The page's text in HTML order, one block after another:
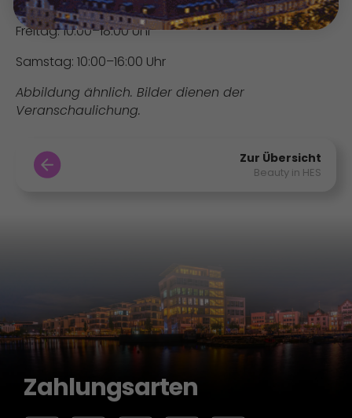
Freitag: 10:00–18:00 Uhr
Samstag: 10:00–16:00 Uhr
Abbildung ähnlich. Bilder dienen der
Veranschaulichung.
Zur Übersicht
Beauty in HES
Zahlungsarten